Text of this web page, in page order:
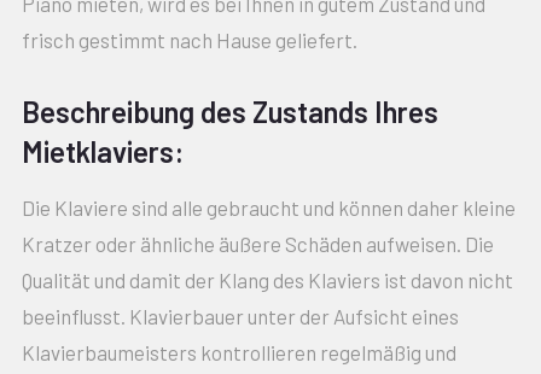
frisch gestimmt nach Hause geliefert.
Beschreibung des Zustands Ihres
Mietklaviers:
Die Klaviere sind alle gebraucht und können daher kleine
Kratzer oder ähnliche äußere Schäden aufweisen. Die
Qualität und damit der Klang des Klaviers ist davon nicht
beeinflusst. Klavierbauer unter der Aufsicht eines
Klavierbaumeisters kontrollieren regelmäßig und